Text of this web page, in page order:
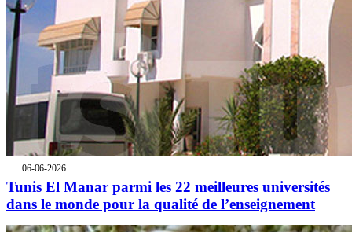
06-06-2026
Tunis El Manar parmi les 22 meilleures universités
dans le monde pour la qualité de l’enseignement